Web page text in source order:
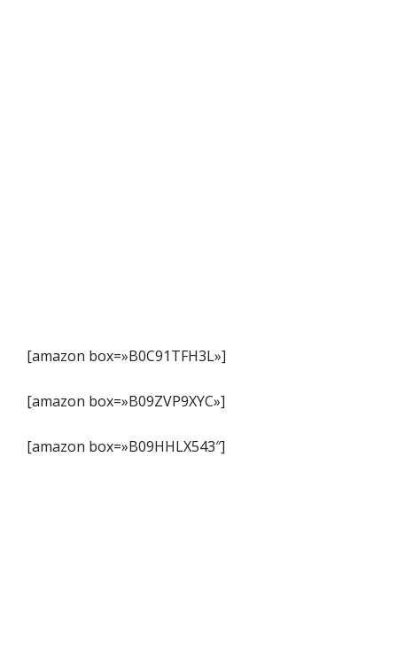
[amazon box=»B0C91TFH3L»]
[amazon box=»B09ZVP9XYC»]
[amazon box=»B09HHLX543″]